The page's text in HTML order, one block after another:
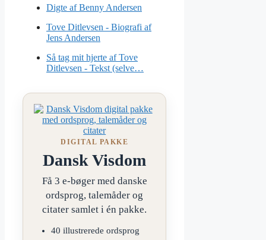
Digte af Benny Andersen
Tove Ditlevsen - Biografi af
Jens Andersen
Så tag mit hjerte af Tove
Ditlevsen - Tekst (selve…
DIGITAL PAKKE
Dansk Visdom
Få 3 e-bøger med danske
ordsprog, talemåder og
citater samlet i én pakke.
40 illustrerede ordsprog